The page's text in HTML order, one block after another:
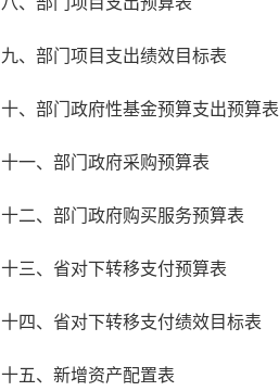
九、部门项目支出绩效目标表
十、部门政府性基金预算支出预算表
十一、部门政府采购预算表
十二、部门政府购买服务预算表
十三、省对下转移支付预算表
十四、省对下转移支付绩效目标表
十五、新增资产配置表